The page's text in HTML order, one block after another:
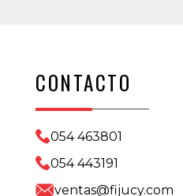
CONTACTO
054 463801
054 443191
ventas@fijucy.com